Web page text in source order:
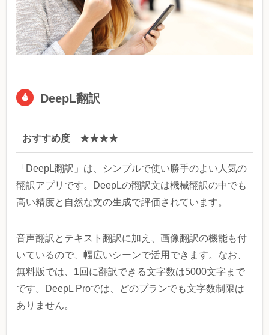
DeepL翻訳
おすすめ度 ★★★★
「DeepL翻訳」は、シンプルで使い勝手のよい人気の
翻訳アプリです。DeepLの翻訳文は機械翻訳の中でも
高い精度と自然な文の生成で評価されています。
音声翻訳とテキスト翻訳に加え、画像翻訳の機能も付
いているので、幅広いシーンで活用できます。なお、
無料版では、1回に翻訳できる文字数は5000文字まで
です。DeepL Proでは、どのプランでも文字数制限は
ありません。